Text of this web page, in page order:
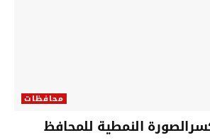
محافظات
النمطية للمحافظ